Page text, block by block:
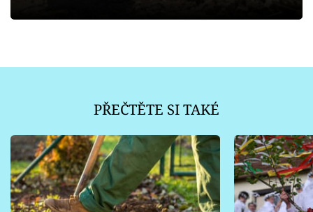
PŘEČTĚTE SI TAKÉ